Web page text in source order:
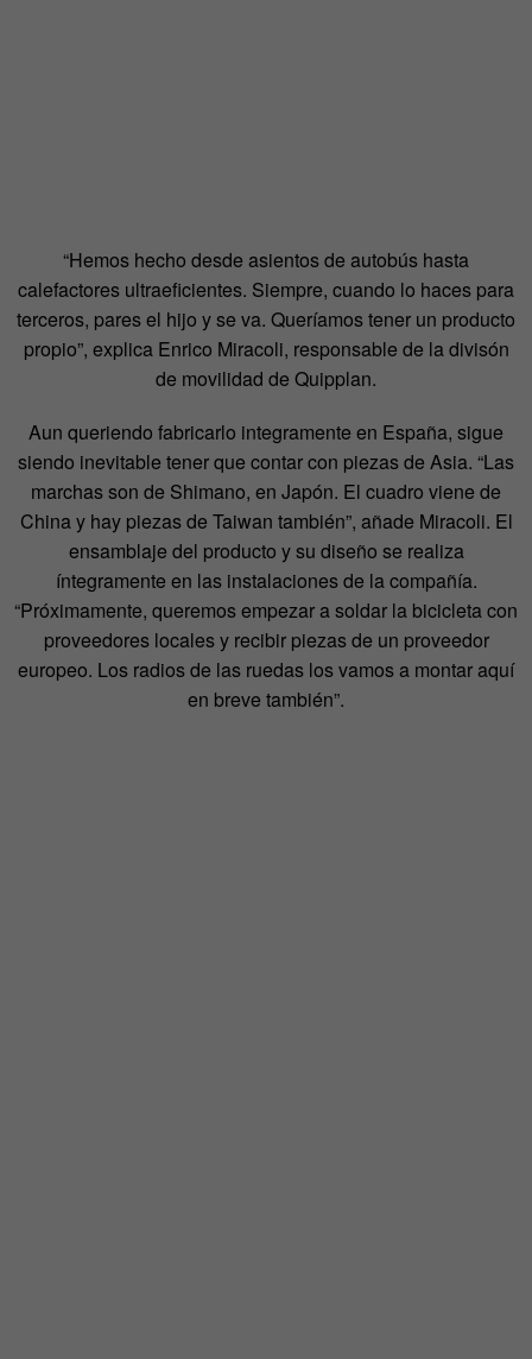
“Hemos hecho desde asientos de autobús hasta
calefactores ultraeficientes. Siempre, cuando lo haces para
terceros, pares el hijo y se va. Queríamos tener un producto
propio”, explica Enrico Miracoli, responsable de la divisón
de movilidad de Quipplan.
Aun queriendo fabricarlo integramente en España, sigue
siendo inevitable tener que contar con piezas de Asia. “Las
marchas son de Shimano, en Japón. El cuadro viene de
China y hay piezas de Taiwan también”, añade Miracoli. El
ensamblaje del producto y su diseño se realiza
íntegramente en las instalaciones de la compañía.
“Próximamente, queremos empezar a soldar la bicicleta con
proveedores locales y recibir piezas de un proveedor
europeo. Los radios de las ruedas los vamos a montar aquí
en breve también”.